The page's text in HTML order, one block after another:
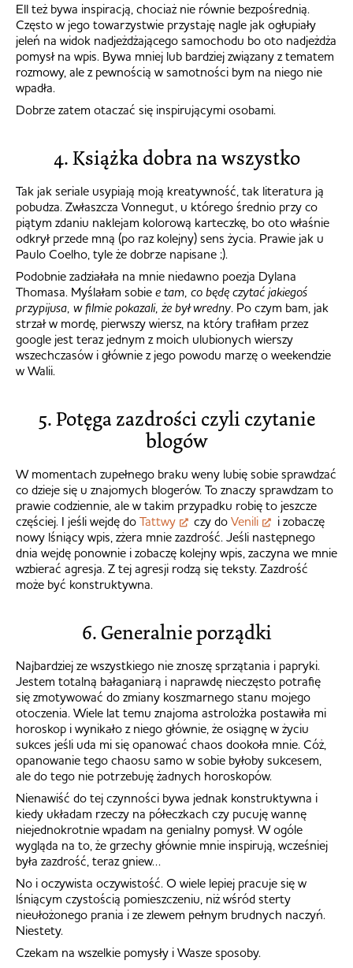
Ell też bywa inspiracją, chociaż nie równie bezpośrednią.
Często w jego towarzystwie przystaję nagle jak ogłupiały
jeleń na widok nadjeżdżającego samochodu bo oto nadjeżdża
pomysł na wpis. Bywa mniej lub bardziej związany z tematem
rozmowy, ale z pewnością w samotności bym na niego nie
wpadła.
Dobrze zatem otaczać się inspirującymi osobami.
4. Książka dobra na wszystko
Tak jak seriale usypiają moją kreatywność, tak literatura ją
pobudza. Zwłaszcza Vonnegut, u którego średnio przy co
piątym zdaniu naklejam kolorową karteczkę, bo oto właśnie
odkrył przede mną (po raz kolejny) sens życia. Prawie jak u
Paulo Coelho, tyle że dobrze napisane ;).
Podobnie zadziałała na mnie niedawno poezja Dylana
Thomasa. Myślałam sobie e tam, co będę czytać jakiegoś
przypijusa, w filmie pokazali, że był wredny. Po czym bam, jak
strzał w mordę, pierwszy wiersz, na który trafiłam przez
google jest teraz jednym z moich ulubionych wierszy
wszechczasów i głównie z jego powodu marzę o weekendzie
w Walii.
5. Potęga zazdrości czyli czytanie
blogów
W momentach zupełnego braku weny lubię sobie sprawdzać
co dzieje się u znajomych blogerów. To znaczy sprawdzam to
prawie codziennie, ale w takim przypadku robię to jeszcze
częściej. I jeśli wejdę do Tattwy czy doVenili
i zobaczę
nowy lśniący wpis, zżera mnie zazdrość. Jeśli następnego
dnia wejdę ponownie i zobaczę kolejny wpis, zaczyna we mnie
wzbierać agresja. Z tej agresji rodzą się teksty. Zazdrość
może być konstruktywna.
6. Generalnie porządki
Najbardziej ze wszystkiego nie znoszę sprzątania i papryki.
Jestem totalną bałaganiarą i naprawdę nieczęsto potrafię
się zmotywować do zmiany koszmarnego stanu mojego
otoczenia. Wiele lat temu znajoma astrolożka postawiła mi
horoskop i wynikało z niego głównie, że osiągnę w życiu
sukces jeśli uda mi się opanować chaos dookoła mnie. Cóż,
opanowanie tego chaosu samo w sobie byłoby sukcesem,
ale do tego nie potrzebuję żadnych horoskopów.
Nienawiść do tej czynności bywa jednak konstruktywna i
kiedy układam rzeczy na półeczkach czy pucuję wannę
niejednokrotnie wpadam na genialny pomysł. W ogóle
wygląda na to, że grzechy głównie mnie inspirują, wcześniej
była zazdrość, teraz gniew…
No i oczywista oczywistość. O wiele lepiej pracuje się w
lśniącym czystością pomieszczeniu, niż wśród sterty
nieułożonego prania i ze zlewem pełnym brudnych naczyń.
Niestety.
Czekam na wszelkie pomysły i Wasze sposoby.